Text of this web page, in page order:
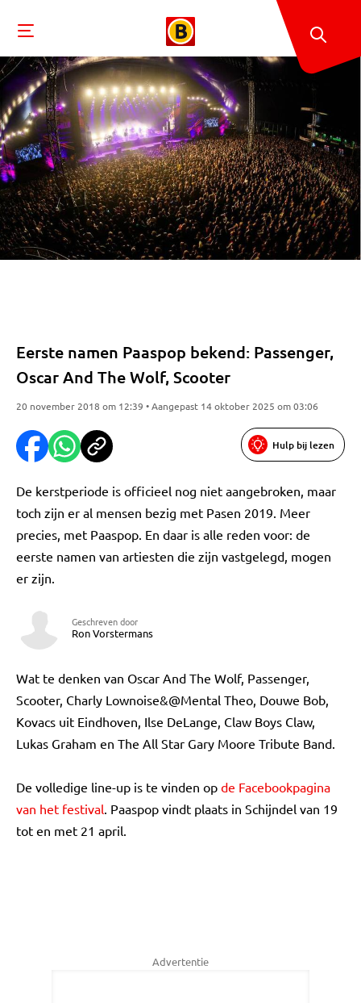
Eerste namen Paaspop bekend: Passenger,
Oscar And The Wolf, Scooter
20 november 2018 om 12:39 • Aangepast 14 oktober 2025 om 03:06
Hulp bij lezen
De kerstperiode is officieel nog niet aangebroken, maar
toch zijn er al mensen bezig met Pasen 2019. Meer
precies, met Paaspop. En daar is alle reden voor: de
eerste namen van artiesten die zijn vastgelegd, mogen
er zijn.
Geschreven door
Ron Vorstermans
Wat te denken van Oscar And The Wolf, Passenger,
Scooter, Charly Lownoise&@Mental Theo, Douwe Bob,
Kovacs uit Eindhoven, Ilse DeLange, Claw Boys Claw,
Lukas Graham en The All Star Gary Moore Tribute Band.
De volledige line-up is te vinden op de Facebookpagina
van het festival. Paaspop vindt plaats in Schijndel van 19
tot en met 21 april.
Advertentie